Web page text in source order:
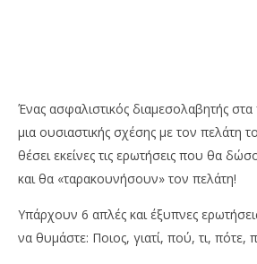
NOW VIEWING
6 top ερωτήσεις που κάνουν οι
ασφαλιστές και οι πελάτες δε
αντισταθούν!
Ένας ασφαλιστικός διαμεσολαβητής στα
μια ουσιαστικής σχέσης με τον πελάτη
θέσει εκείνες τις ερωτήσεις που θα
και θα «ταρακουνήσουν» τον πελάτη!
Υπάρχουν 6 απλές και έξυπνες
να θυμάστε: Ποιος, γιατί, πού, τι, πότε,